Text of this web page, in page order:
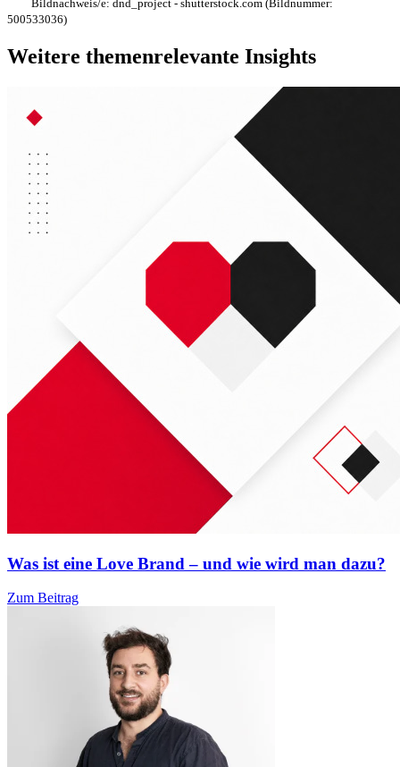
Bildnachweis/e: dnd_project - shutterstock.com (Bildnummer:
500533036)
Weitere themenrelevante Insights
Was ist eine Love Brand – und wie wird man dazu?
Zum Beitrag